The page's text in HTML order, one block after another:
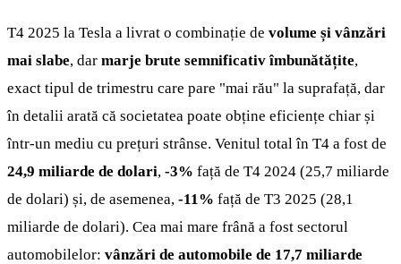
T4 2025 la Tesla a livrat o combinație de volume și vânzări
mai slabe, dar marje brute semnificativ îmbunătățite,
exact tipul de trimestru care pare "mai rău" la suprafață, dar
în detalii arată că societatea poate obține eficiențe chiar și
într-un mediu cu prețuri strânse. Venitul total în T4 a fost de
24,9 miliarde de dolari, -3% față de T4 2024 (25,7 miliarde
de dolari) și, de asemenea, -11% față de T3 2025 (28,1
miliarde de dolari). Cea mai mare frână a fost sectorul
automobilelor: vânzări de automobile de 17,7 miliarde